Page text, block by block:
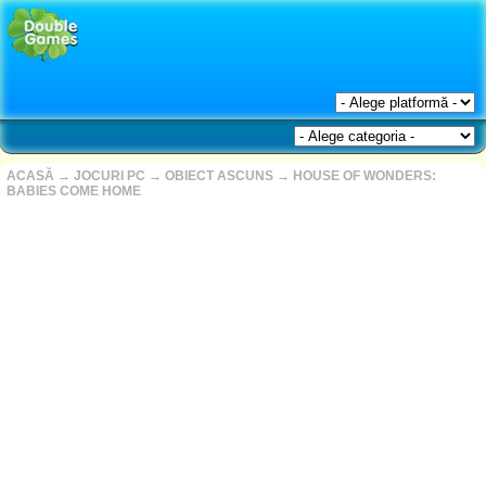
ACASĂ → JOCURI PC → OBIECT ASCUNS → HOUSE OF WONDERS:
BABIES COME HOME